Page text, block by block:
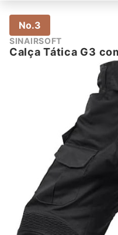
No.3
SINAIRSOFT
Calça Tática G3